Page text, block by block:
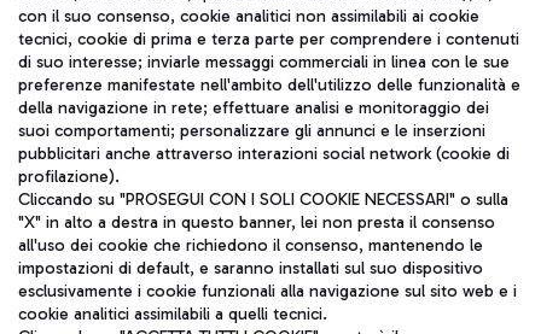
TRAVEL JOURNAL
ITA
Aeroporti di Roma S.p.A. - Società soggetta a direzione e
con il suo consenso, cookie analitici non assimilabili ai cookie
tecnici, cookie di prima e terza parte per comprendere i contenuti
di suo interesse; inviarle messaggi commerciali in linea con le sue
preferenze manifestate nell'ambito dell'utilizzo delle funzionalità e
della navigazione in rete; effettuare analisi e monitoraggio dei
suoi comportamenti; personalizzare gli annunci e le inserzioni
pubblicitari anche attraverso interazioni social network (cookie di
profilazione).
Cliccando su "PROSEGUI CON I SOLI COOKIE NECESSARI" o sulla
"X" in alto a destra in questo banner, lei non presta il consenso
all'uso dei cookie che richiedono il consenso, mantenendo le
impostazioni di default, e saranno installati sul suo dispositivo
esclusivamente i cookie funzionali alla navigazione sul sito web e i
cookie analitici assimilabili a quelli tecnici.